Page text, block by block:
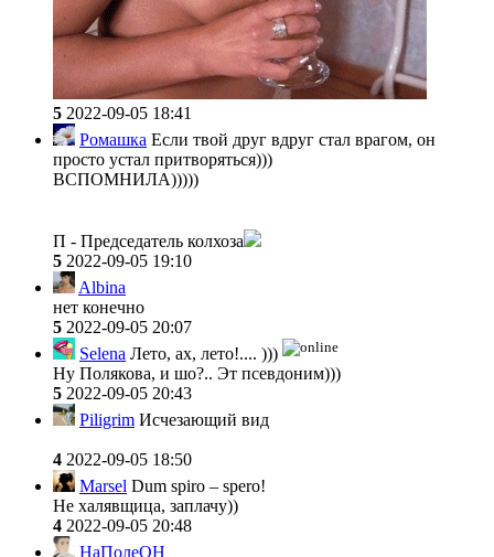
5 2022-09-05 18:41
Ромашка Если твой друг вдруг стал врагом, он
просто устал притворяться)))
ВСПОМНИЛА)))))
П - Председатель колхоза
5 2022-09-05 19:10
Albina
нет конечно
5 2022-09-05 20:07
Selena Лето, ах, лето!.... )))
Ну Полякова, и шо?.. Эт псевдоним)))
5 2022-09-05 20:43
Piligrim Исчезающий вид
4 2022-09-05 18:50
Marsel Dum spiro – spero!
Не халявщица, заплачу))
4 2022-09-05 20:48
НаПолеОН